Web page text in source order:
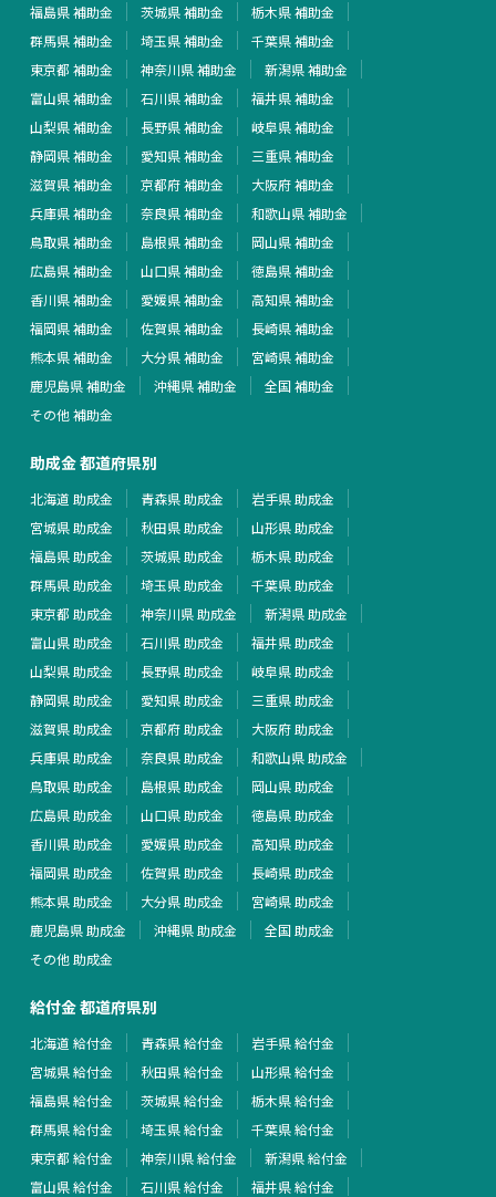
福島県 補助金
茨城県 補助金
栃木県 補助金
群馬県 補助金
埼玉県 補助金
千葉県 補助金
東京都 補助金
神奈川県 補助金
新潟県 補助金
富山県 補助金
石川県 補助金
福井県 補助金
山梨県 補助金
長野県 補助金
岐阜県 補助金
静岡県 補助金
愛知県 補助金
三重県 補助金
滋賀県 補助金
京都府 補助金
大阪府 補助金
兵庫県 補助金
奈良県 補助金
和歌山県 補助金
鳥取県 補助金
島根県 補助金
岡山県 補助金
広島県 補助金
山口県 補助金
徳島県 補助金
香川県 補助金
愛媛県 補助金
高知県 補助金
福岡県 補助金
佐賀県 補助金
長崎県 補助金
熊本県 補助金
大分県 補助金
宮崎県 補助金
鹿児島県 補助金
沖縄県 補助金
全国 補助金
その他 補助金
助成金 都道府県別
北海道 助成金 青森県 助成金
岩手県 助成金
宮城県 助成金
秋田県 助成金
山形県 助成金
福島県 助成金
茨城県 助成金
栃木県 助成金
群馬県 助成金
埼玉県 助成金
千葉県 助成金
東京都 助成金
神奈川県 助成金
新潟県 助成金
富山県 助成金
石川県 助成金
福井県 助成金
山梨県 助成金
長野県 助成金
岐阜県 助成金
静岡県 助成金
愛知県 助成金
三重県 助成金
滋賀県 助成金
京都府 助成金
大阪府 助成金
兵庫県 助成金
奈良県 助成金
和歌山県 助成金
鳥取県 助成金
島根県 助成金
岡山県 助成金
広島県 助成金
山口県 助成金
徳島県 助成金
香川県 助成金
愛媛県 助成金
高知県 助成金
福岡県 助成金
佐賀県 助成金
長崎県 助成金
熊本県 助成金
大分県 助成金
宮崎県 助成金
鹿児島県 助成金
沖縄県 助成金
全国 助成金
その他 助成金
給付金 都道府県別
北海道 給付金 青森県 給付金
岩手県 給付金
宮城県 給付金
秋田県 給付金
山形県 給付金
福島県 給付金
茨城県 給付金
栃木県 給付金
群馬県 給付金
埼玉県 給付金
千葉県 給付金
東京都 給付金
神奈川県 給付金
新潟県 給付金
富山県 給付金
石川県 給付金
福井県 給付金